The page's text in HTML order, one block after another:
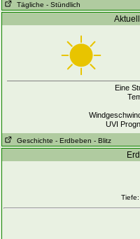
Tägliche - Stündlich
Eine
UVI
Geschichte - Erdbeben - Blitz